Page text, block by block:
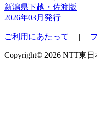
新潟県下越・佐渡版
2026年03月発行
ご利用にあたって |
Copyright© 2026 NTT東